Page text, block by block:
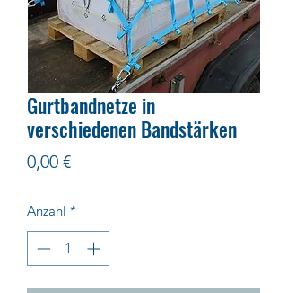
Gurtbandnetze in
verschiedenen Bandstärken
0,00 €Preis
Anzahl *